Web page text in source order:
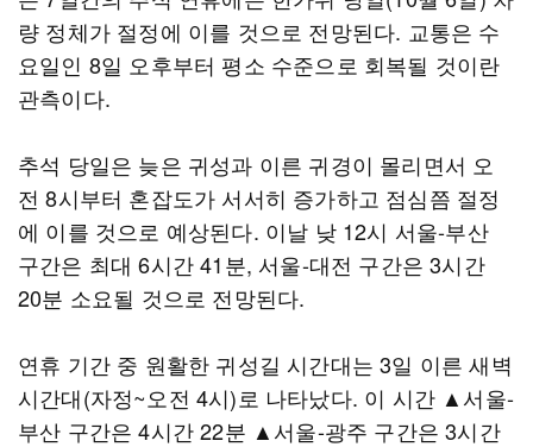
량 정체가 절정에 이를 것으로 전망된다. 교통은 수
요일인 8일 오후부터 평소 수준으로 회복될 것이란
관측이다.
추석 당일은 늦은 귀성과 이른 귀경이 몰리면서 오
전 8시부터 혼잡도가 서서히 증가하고 점심쯤 절정
에 이를 것으로 예상된다. 이날 낮 12시 서울-부산
구간은 최대 6시간 41분, 서울-대전 구간은 3시간
20분 소요될 것으로 전망된다.
연휴 기간 중 원활한 귀성길 시간대는 3일 이른 새벽
시간대(자정~오전 4시)로 나타났다. 이 시간 ▲서울-
부산 구간은 4시간 22분 ▲서울-광주 구간은 3시간